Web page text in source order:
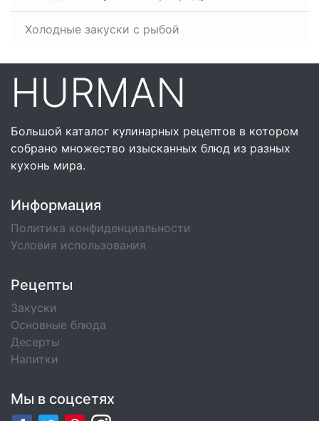
Холодные закуски с рыбой
HURMAN
Большой каталог кулинарных рецептов в котором
собрано множество изысканных блюд из разных
кухонь мира.
Информация
Политика конфиденциальности
Условия использования
Рецепты
Закуски
Основные блюда
Десерты
Напитки
Мы в соцсетях